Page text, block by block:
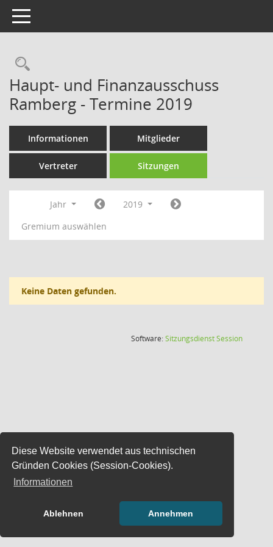
Diese Website verwendet aus technischen
Gründen Cookies (Session-Cookies).
Informationen
Ablehnen Annehmen
Toggle navigation
Rechercheauswahl
Haupt- und Finanzausschuss
Ramberg - Termine 2019
Informationen Mitglieder
Vertreter Sitzungen
Jahr
2019
Gremium auswählen
Keine Daten gefunden.
Software:SitzungsdienstSession(Wird in